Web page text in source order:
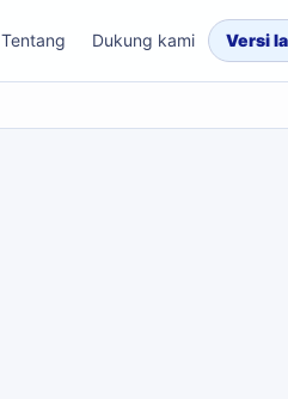
Tentang Dukung kami Versi